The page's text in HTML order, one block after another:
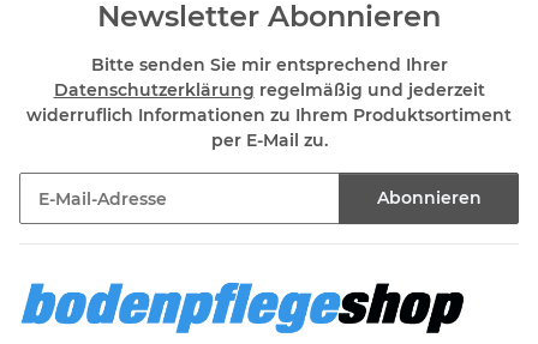
Newsletter Abonnieren
Bitte senden Sie mir entsprechend Ihrer
Datenschutzerklärung regelmäßig und jederzeit
widerruflich Informationen zu Ihrem Produktsortiment
per E-Mail zu.
Abonnieren